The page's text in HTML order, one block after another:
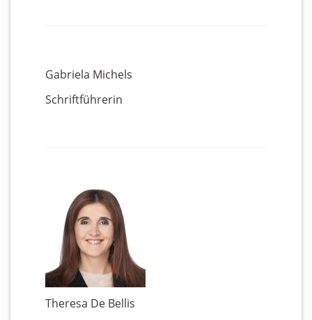
Gabriela Michels
Schriftführerin
Theresa De Bellis